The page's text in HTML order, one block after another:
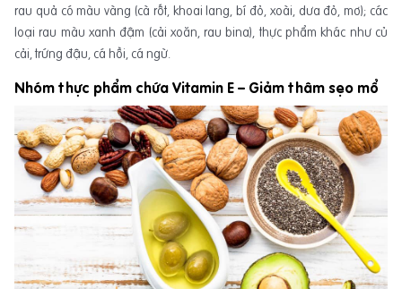
rau quả có màu vàng (cà rốt, khoai lang, bí đỏ, xoài, dưa đỏ, mơ); các
loại rau màu xanh đậm (cải xoăn, rau bina), thực phẩm khác như củ
cải, trứng đậu, cá hồi, cá ngừ.
Nhóm thực phẩm chứa Vitamin E – Giảm thâm sẹo mổ